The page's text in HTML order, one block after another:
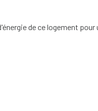
de ce logement